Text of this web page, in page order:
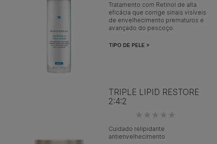
Tratamento com Retinol de alta
eficácia que corrige sinais visíveis
de envelhecimento prematuros e
avançado do pescoço.
TIPO DE PELE >
TRIPLE LIPID RESTORE
2:4:2
Cuidado relipidante
antienvelhecimento